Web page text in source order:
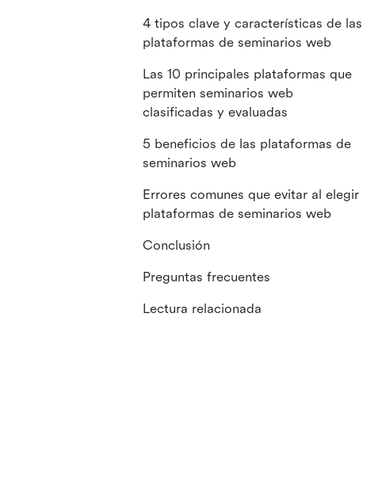
4 tipos clave y características de las
plataformas de seminarios web
Las 10 principales plataformas que
permiten seminarios web
clasificadas y evaluadas
5 beneficios de las plataformas de
seminarios web
Errores comunes que evitar al elegir
plataformas de seminarios web
Conclusión
Preguntas frecuentes
Lectura relacionada